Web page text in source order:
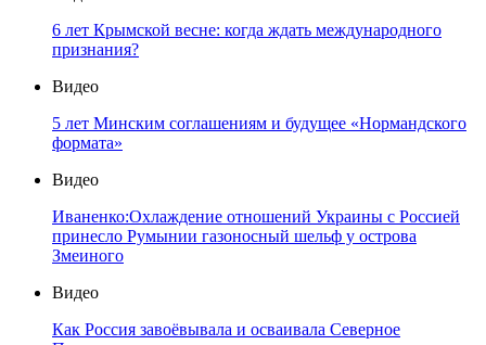
6 лет Крымской весне: когда ждать международного
признания?
Видео
5 лет Минским соглашениям и будущее «Нормандского
формата»
Видео
Иваненко:Охлаждение отношений Украины с Россией
принесло Румынии газоносный шельф у острова
Змеиного
Видео
Как Россия завоёвывала и осваивала Северное